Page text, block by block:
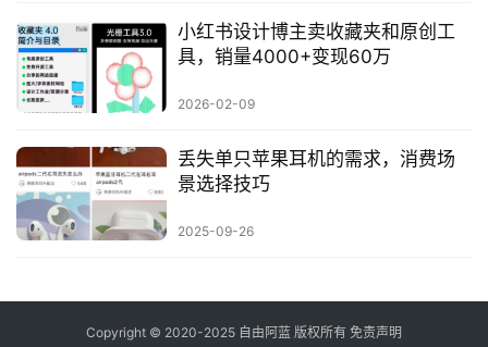
小红书设计博主卖收藏夹和原创工
具，销量4000+变现60万
2026-02-09
丢失单只苹果耳机的需求，消费场
景选择技巧
2025-09-26
Copyright © 2020-2025 自由阿蓝 版权所有 免责声明